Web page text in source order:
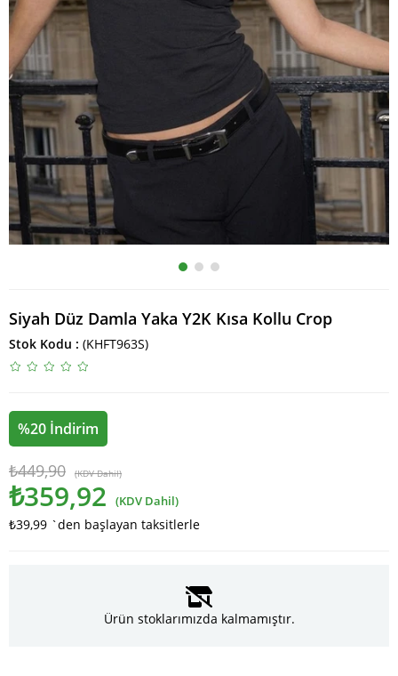
Siyah Düz Damla Yaka Y2K Kısa Kollu Crop
Stok Kodu (KHFT963S)
%20 İndirim
₺449,90 (KDV Dahil)
₺359,92 (KDV Dahil)
₺39,99 `den başlayan taksitlerle
Ürün stoklarımızda kalmamıştır.